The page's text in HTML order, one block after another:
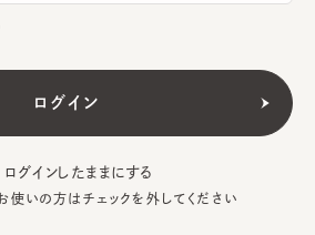
ログインしたままにする
いの方はチェックを外してください